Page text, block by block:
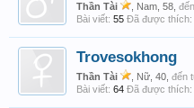
Thần Tài , Nam, 58,
Bài viết: 55 Đã được thích:
Trovesokhong
Thần Tài , Nữ, 40, đến
Bài viết: 64 Đã được thích: